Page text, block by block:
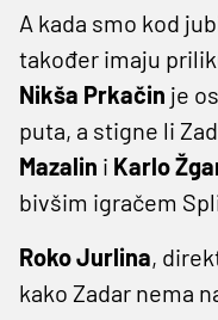
A kada smo kod
također imaju
Nikša Prkačin je
puta, a stigne li
Mazalin i Karlo
bivšim igračem
RokoJurlina,
kako Zadar nema